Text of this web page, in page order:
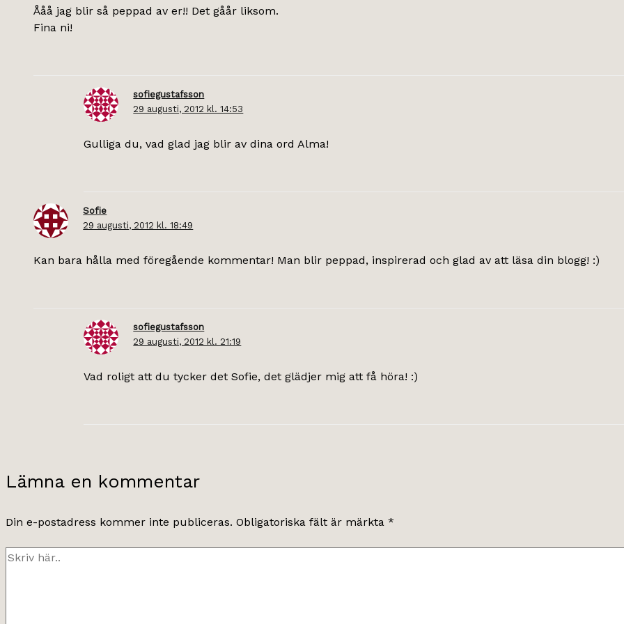
Ååå jag blir så peppad av er!! Det gåår liksom.
Fina ni!
sofiegustafsson
29 augusti, 2012 kl. 14:53
Gulliga du, vad glad jag blir av dina ord Alma!
Sofie
29 augusti, 2012 kl. 18:49
Kan bara hålla med föregående kommentar! Man blir peppad, inspirerad och glad av att läsa din blogg! :)
sofiegustafsson
29 augusti, 2012 kl. 21:19
Vad roligt att du tycker det Sofie, det glädjer mig att få höra! :)
Lämna en kommentar
Din e-postadress kommer inte publiceras. Obligatoriska fält är märkta *
Skriv